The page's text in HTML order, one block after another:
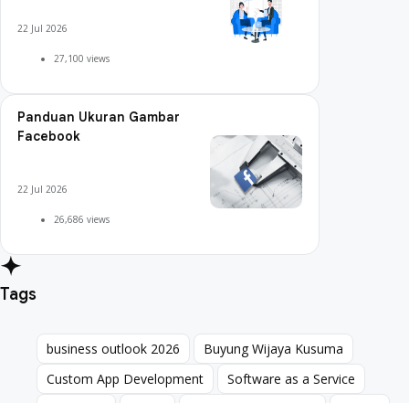
22 Jul 2026
27,100 views
Panduan Ukuran Gambar
Facebook
22 Jul 2026
26,686 views
Tags
business outlook 2026
business outlook 2026
Buyung Wijaya Kusuma
Buyung Wijaya Kusuma
Custom App Development
Custom App Development
Software as a Service
Software as a Service